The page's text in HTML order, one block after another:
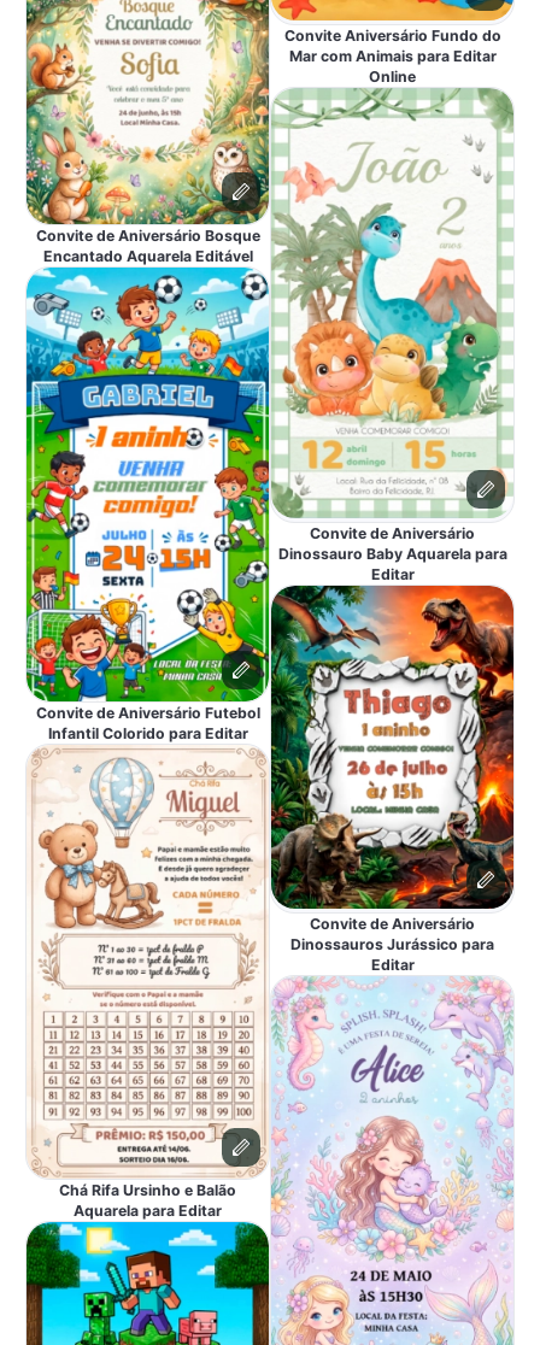
Convite de Aniversário Bosque
Encantado Aquarela Editável
Convite de Aniversário Futebol
Infantil Colorido para Editar
Chá Rifa Ursinho e Balão
Aquarela para Editar
Convite Aniversário Fundo do
Mar com Animais para Editar
Online
Convite de Aniversário
Dinossauro Baby Aquarela para
Editar
Convite de Aniversário
Dinossauros Jurássico para
Editar